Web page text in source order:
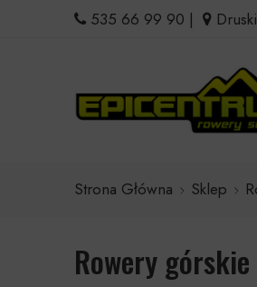
535 66 99 90 |
Strona Główna Sklep
Rowery górskie